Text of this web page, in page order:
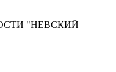
"НЕВСКИЙ